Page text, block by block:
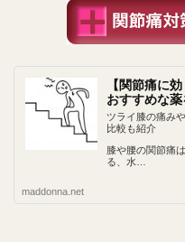
【関節痛に
おすすめな
ツライ膝の痛み
比較も紹介
膝や腰の関節痛
る、水…
maddonna.net